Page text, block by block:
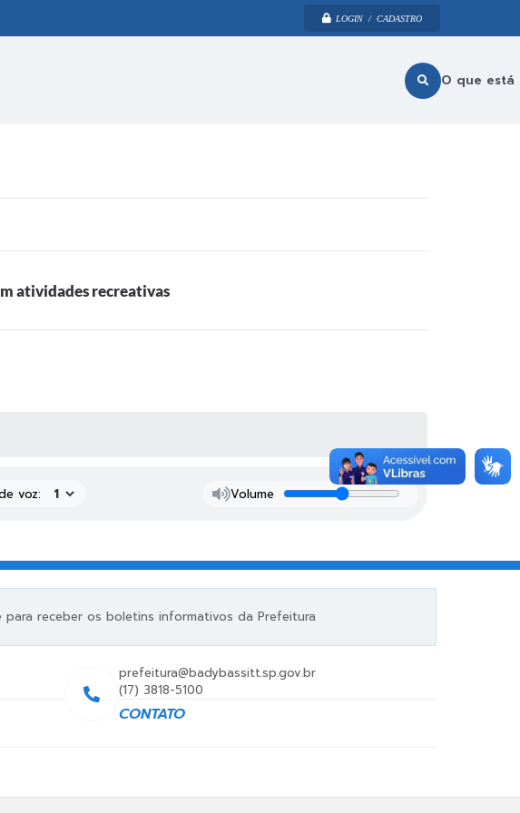
LOGIN / CADASTRO
O que está
atividades recreativas
voz: Volume
CONTATO
(17) 3818-5100
prefeitura@badybassitt.sp.gov.br
para receber os boletins informativos da Prefeitura